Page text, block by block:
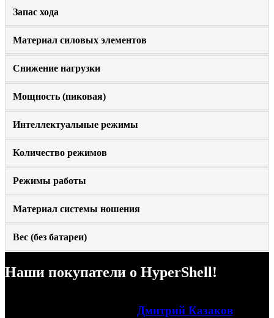
Запас хода
Материал силовых элементов
Снижение нагрузки
Мощность (пиковая)
Интеллектуальные режимы
Количество режимов
Режимы работы
Материал системы ношения
Вес (без батареи)
Наши покупатели о HyperShell!
Дмитрий Казаков